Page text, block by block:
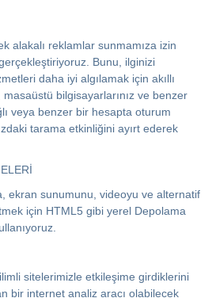
alakalı reklamlar sunmamıza izin
Bunu, ilginizi
daha iyi algılamak için akıllı
bilgisayarlarınız ve benzer
veya benzer bir hesapta oturum
tarama etkinliğini ayırt ederek
ekran sunumunu, videoyu ve alternatif
için HTML5 gibi yerel Depolama
sitelerimizle etkileşime girdiklerini
bir internet analiz aracı olabilecek